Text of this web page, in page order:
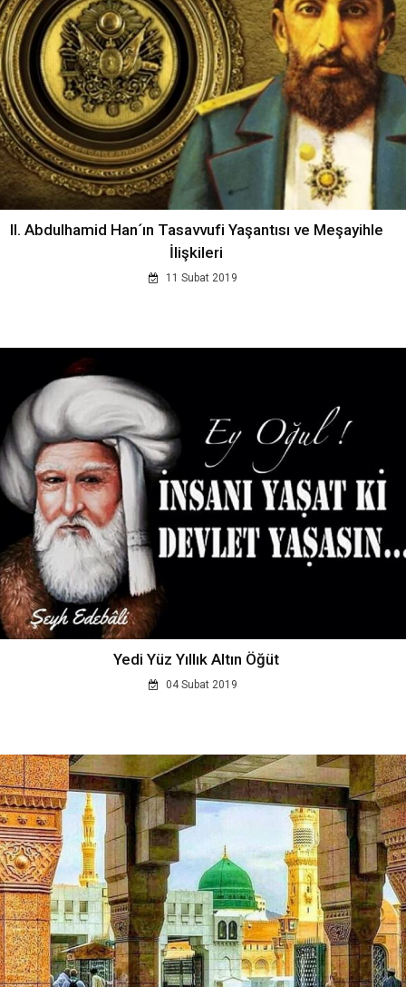
II. Abdulhamid Han´ın Tasavvufi Yaşantısı ve Meşayihle
İlişkileri
11 Subat 2019
Yedi Yüz Yıllık Altın Öğüt
04 Subat 2019